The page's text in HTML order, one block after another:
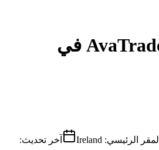
تقييم شركة AvaTrade في
المقر الرئيسي: Ireland
آخر تحديث: